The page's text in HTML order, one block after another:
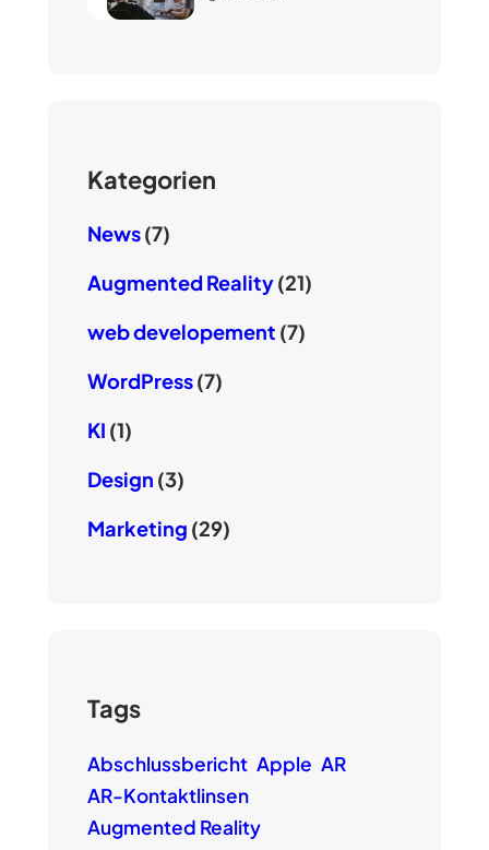
Kategorien
News(7)
Augmented Reality(21)
web developement (7)
WordPress(7)
KI (1)
Design (3)
Marketing (29)
Tags
Abschlussbericht Apple AR
AR-Kontaktlinsen
Augmented Reality